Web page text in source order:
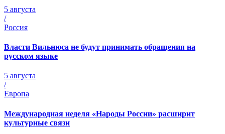
5 августа
/
Россия
Власти Вильнюса не будут принимать обращения на
русском языке
5 августа
/
Европа
Международная неделя «Народы России» расширит
культурные связи